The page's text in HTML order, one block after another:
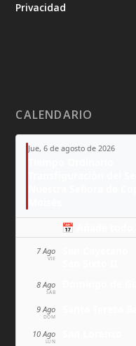
Privacidad
CALENDARIO
Jue, 6 de agosto de 2026
📅 Añade todo
7 Ago
VIE
8 Ago
SÁB
9 Ago
DOM
10 Ago
LUN